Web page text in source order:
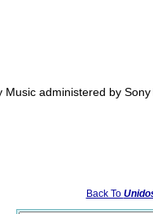
administered by
Back To